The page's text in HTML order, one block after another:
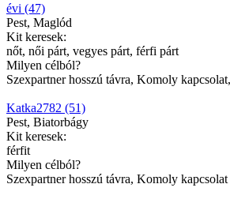
évi (47)
Pest, Maglód
Kit keresek:
nőt, női párt, vegyes párt, férfi párt
Milyen célból?
Szexpartner hosszú távra, Komoly
Katka2782 (51)
Pest, Biatorbágy
Kit keresek:
férfit
Milyen célból?
Szexpartner hosszú távra, Komoly kapcsolat